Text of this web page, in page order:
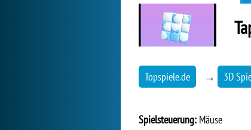
Topspiele.de → 3D
Spielsteuerung: Mäuse